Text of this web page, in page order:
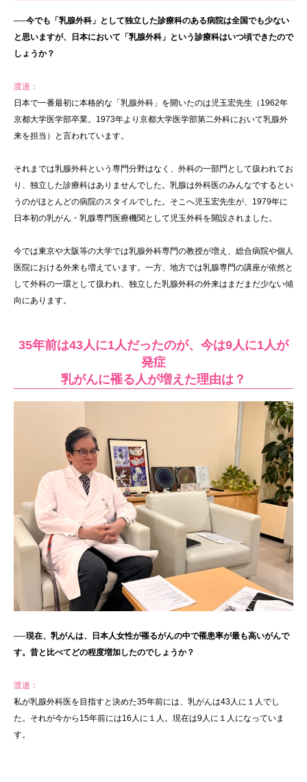
──今でも「乳腺外科」として独立した診療科のある病院は全国でも少ない
と思いますが、日本において「乳腺外科」という診療科はいつ頃できたので
しょうか？
渡邉：
日本で一番最初に本格的な「乳腺外科」を開いたのは児玉宏先生（1962年
京都大学医学部卒業。1973年より京都大学医学部第二外科において乳腺外
来を担当）と言われています。
それまでは乳腺外科という専門分野はなく、外科の一部門として扱われてお
り、独立した診療科はありませんでした。乳腺は外科医のみんなでするとい
うのがほとんどの病院のスタイルでした。そこへ児玉宏先生が、1979年に
日本初の乳がん・乳腺専門医療機関として児玉外科を開設されました。
今では東京や大阪等の大学では乳腺外科専門の教授が増え、総合病院や個人
医院における外来も増えています。一方、地方では乳腺専門の講座が依然と
して外科の一環として扱われ、独立した乳腺外科の外来はまだまだ少ない傾
向にあります。
35年前は43人に1人だったのが、今は9人に1人が
発症
乳がんに罹る人が増えた理由は？
──現在、乳がんは、日本人女性が罹るがんの中で罹患率が最も高いがんで
す。昔と比べてどの程度増加したのでしょうか？
渡邉：
私が乳腺外科医を目指すと決めた35年前には、乳がんは43人に１人でし
た。それが今から15年前には16人に１人。現在は9人に１人になっていま
す。